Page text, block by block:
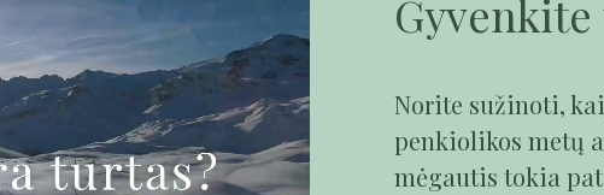
Norite sužinoti,
penkiolikos metų
mėgautis tokia